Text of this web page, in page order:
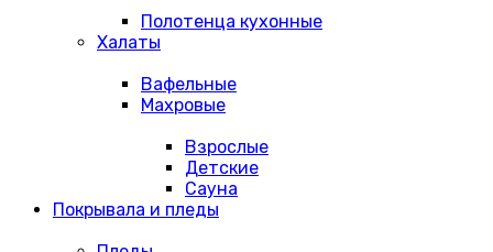
Полотенца кухонные
Халаты
Вафельные
Махровые
Взрослые
Детские
Сауна
Покрывала и пледы